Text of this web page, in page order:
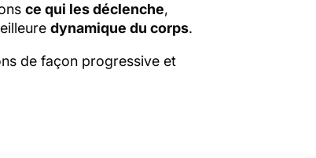
ce qui les déclenche,
dynamique du corps.
de façon progressive et